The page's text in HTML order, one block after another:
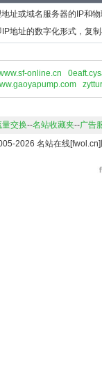
址或域名服务器的IP和
地址的数字化形式，复
online.cn
量交换--名站收藏夹--广告
2026 名站在线